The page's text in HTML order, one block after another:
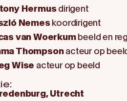
Hermusdirigent
Nemeskoordirigent
van Woerkumbeeld en
Thompsonacteur op
Wise acteur op beeld
Utrecht